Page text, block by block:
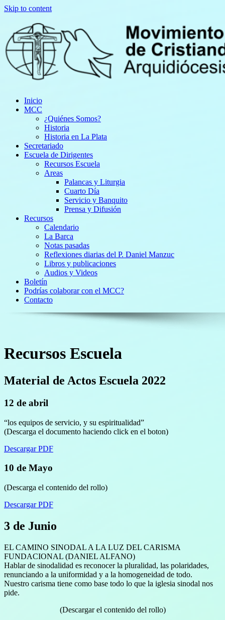
Skip to content
Inicio
MCC
¿Quiénes Somos?
Historia
Historia en La Plata
Secretariado
Escuela de Dirigentes
Recursos Escuela
Areas
Palancas y Liturgia
Cuarto Día
Servicio y Banquito
Prensa y Difusión
Recursos
Calendario
La Barca
Notas pasadas
Reflexiones diarias del P. Daniel Manzuc
Libros y publicaciones
Audios y Videos
Boletín
Podrías colaborar con el MCC?
Contacto
Recursos Escuela
Material de Actos Escuela 2022
12 de abril
“los equipos de servicio, y su espiritualidad”
(Descarga el documento haciendo click en el boton)
Descargar PDF
10 de Mayo
(Descarga el contenido del rollo)
Descargar PDF
3 de Junio
EL CAMINO SINODAL A LA LUZ DEL CARISMA
FUNDACIONAL (DANIEL ALFANO)
Hablar de sinodalidad es reconocer la pluralidad, las polaridades,
renunciando a la uniformidad y a la homogeneidad de todo.
Nuestro carisma tiene como base todo lo que la iglesia sinodal nos
pide.
(Descargar el contenido del rollo)